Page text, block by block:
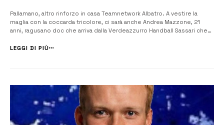
Pallamano, altro rinforzo in casa Teamnetwork Albatro. A vestire la
maglia con la coccarda tricolore, ci sarà anche Andrea Mazzone, 21
anni, ragusano doc che arriva dalla Verdeazzurro Handball Sassari che
mancina che fa della velocità una ulteriore caratteristica, è nato e
LEGGI DI PIÙ